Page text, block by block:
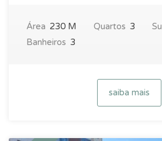
Área 230 M Quartos 3
Banheiros 3
saiba mais